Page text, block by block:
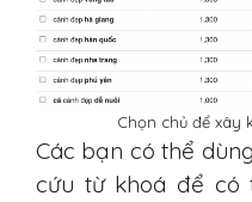
Chọn chủ để xây
Các bạn có thể
cứu từ khoá để có